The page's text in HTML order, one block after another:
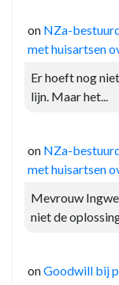
on NZa-
met huisartsen
Er hoeft nog
lijn. Maar het...
on NZa-
met huisartsen
Mevrouw
niet de
onGoodwill bij